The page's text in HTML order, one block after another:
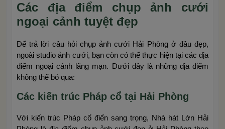
Các địa điểm chụp ảnh cưới
ngoại cảnh tuyệt đẹp
Để trả lời câu hỏi chụp ảnh cưới Hải Phòng ở đâu đẹp,
ngoài studio ảnh cưới, bạn còn có thể thực hiện tại các địa
điểm ngoại cảnh lãng mạn. Dưới đây là những địa điểm
không thể bỏ qua:
Các kiến trúc Pháp cổ tại Hải Phòng
Với kiến trúc Pháp cổ điển sang trọng, Nhà hát Lớn Hải